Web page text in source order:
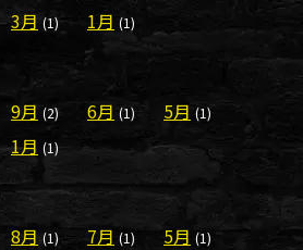
3月 (1) 1月 (1)
9月 (2) 6月 (1) 5月 (1)
1月 (1)
8月 (1) 7月 (1) 5月 (1)